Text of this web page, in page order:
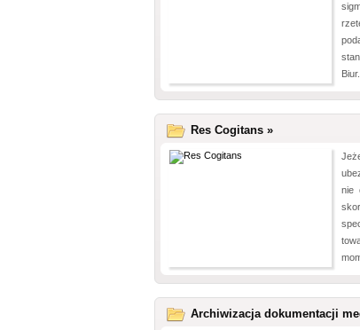
Res Cogitans »
nie
Archiwizacja dokumentacji